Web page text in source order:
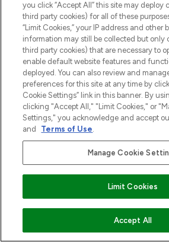
VOEG TOE AAN
Cookie-
Do Not Sell or Share My
Information
HELP &
OVER
Betaal veilig met
you click “Accept All” this site may deploy
third party cookies) for all of these
“Limit Cookies,” your IP address and other
information may still be collected but only
third party cookies) that are necessary to
enable default website features and
deployed. You can also review and
preferences for this site at any time by
Cookie Settings” link in this banner. By
clicking "Accept All," "Limit Cookies," or
Settings," you acknowledge and accept
and
Terms of Use.
Manage Cookie
Limit Cookies
Accept All